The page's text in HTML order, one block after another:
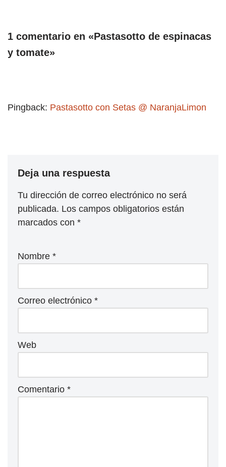
1 comentario en «Pastasotto de espinacas
y tomate»
Pingback: Pastasotto con Setas @ NaranjaLimon
Deja una respuesta
Tu dirección de correo electrónico no será
publicada. Los campos obligatorios están
marcados con *
Nombre *
Correo electrónico *
Web
Comentario *